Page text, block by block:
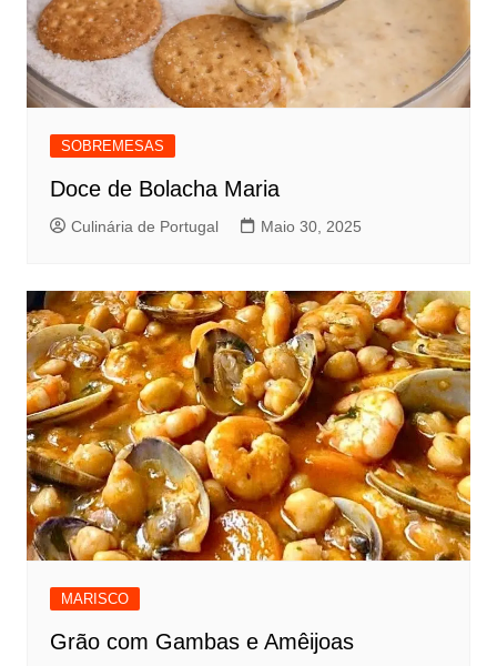
SOBREMESAS
Doce de Bolacha Maria
Culinária de Portugal Maio 30, 2025
MARISCO
Grão com Gambas e Amêijoas